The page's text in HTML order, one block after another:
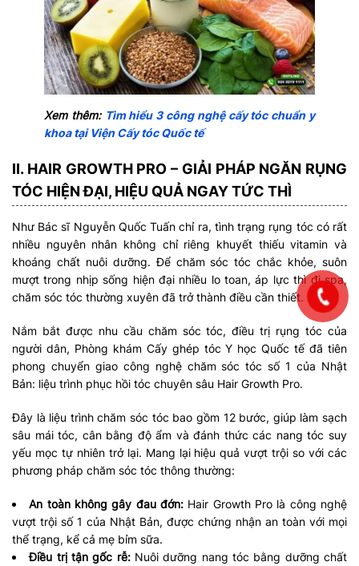
Xem thêm: Tìm hiểu 3 công nghệ cấy tóc chuẩn y
khoa tại Viện Cấy tóc Quốc tế
II. HAIR GROWTH PRO – GIẢI PHÁP NGĂN RỤNG
TÓC HIỆN ĐẠI, HIỆU QUẢ NGAY TỨC THÌ
Như Bác sĩ Nguyễn Quốc Tuấn chỉ ra, tình trạng rụng tóc có rất
nhiều nguyên nhân không chỉ riêng khuyết thiếu vitamin và
khoáng chất nuôi dưỡng. Để chăm sóc tóc chắc khỏe, suôn
mượt trong nhịp sống hiện đại nhiều lo toan, áp lực thì đi spa,
chăm sóc tóc thường xuyên đã trở thành điều cần thiết.
Nắm bắt được nhu cầu chăm sóc tóc, điều trị rụng tóc của
người dân, Phòng khám Cấy ghép tóc Y học Quốc tế đã tiên
phong chuyển giao công nghệ chăm sóc tóc số 1 của Nhật
Bản: liệu trình phục hồi tóc chuyên sâu Hair Growth Pro.
Đây là liệu trình chăm sóc tóc bao gồm 12 bước, giúp làm sạch
sâu mái tóc, cân bằng độ ẩm và đánh thức các nang tóc suy
yếu mọc tự nhiên trở lại. Mang lại hiệu quả vượt trội so với các
phương pháp chăm sóc tóc thông thường:
An toàn không gây đau đớn: Hair Growth Pro là công nghệ
vượt trội số 1 của Nhật Bản, được chứng nhận an toàn với mọi
thể trạng, kể cả mẹ bỉm sữa.
Điều trị tận gốc rễ: Nuôi dưỡng nang tóc bằng dưỡng chất